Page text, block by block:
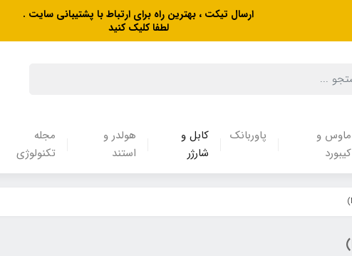
ارسال تیکت ، بهترین راه برای ارتباط با پشتیبانی سایت .
لطفا کلیک کنید
ماوس و
کیبورد
پاوربانک
کابل و
شارژر
هولدر و
استند
مجله
تکنولوژی